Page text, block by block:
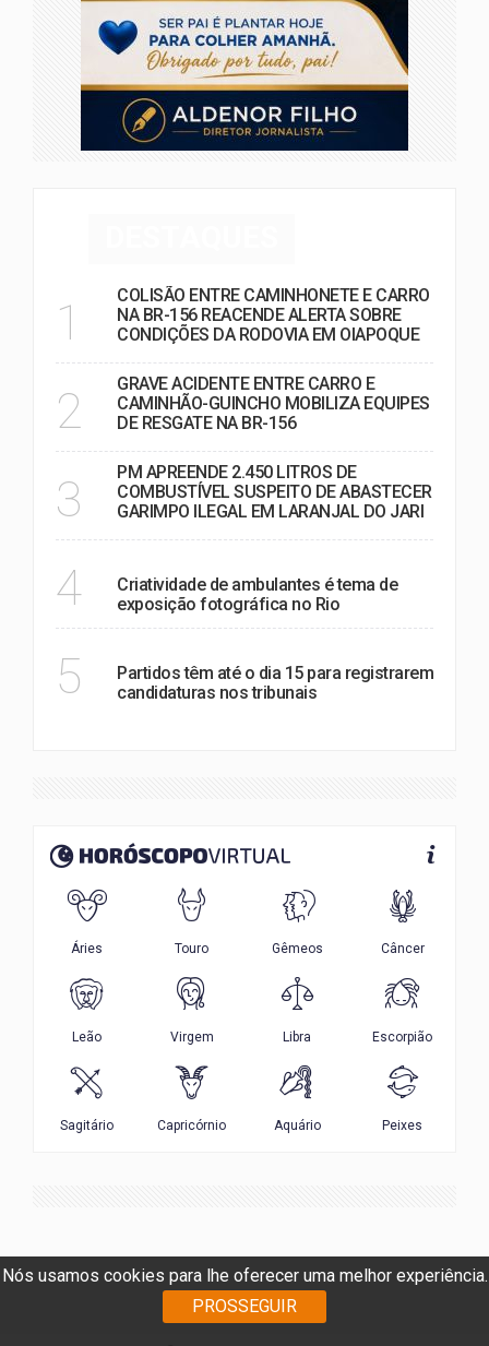
Nós usamos cookies para lhe oferecer uma melhor experiência.
PROSSEGUIR
1
COLISÃO ENTRE CAMINHONETE E CARRO
NA BR-156 REACENDE ALERTA SOBRE
CONDIÇÕES DA RODOVIA EM OIAPOQUE
2
GRAVE ACIDENTE ENTRE CARRO E
CAMINHÃO-GUINCHO MOBILIZA EQUIPES
DE RESGATE NA BR-156
3
PM APREENDE 2.450 LITROS DE
COMBUSTÍVEL SUSPEITO DE ABASTECER
GARIMPO ILEGAL EM LARANJAL DO JARI
4
Criatividade de ambulantes é tema de
exposição fotográfica no Rio
5
Partidos têm até o dia 15 para registrarem
candidaturas nos tribunais